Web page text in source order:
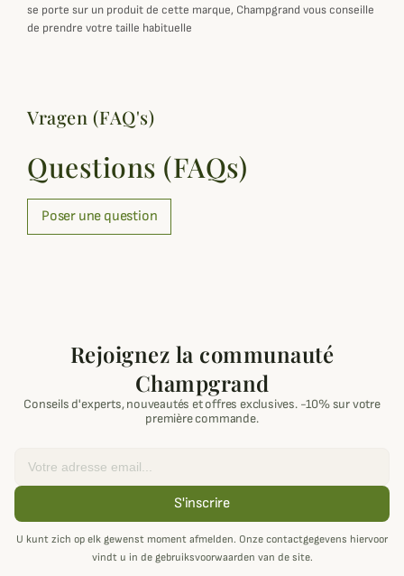
se porte sur un produit de cette marque, Champgrand vous conseille
de prendre votre taille habituelle
Vragen (FAQ's)
Questions (FAQs)
Poser une question
Rejoignez la communauté
Champgrand
Conseils d'experts, nouveautés et offres exclusives. -10% sur votre
première commande.
S'inscrire
U kunt zich op elk gewenst moment afmelden. Onze contactgegevens hiervoor
vindt u in de gebruiksvoorwaarden van de site.